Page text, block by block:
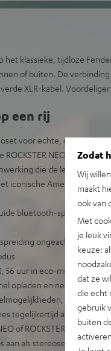
het klassieke, tijdloze
of buiten. De verbinding
XLR-kabel. Voordeliger
een rij
voor echte,
ROCKSTER NEO met
die de
iconische Amerikaanse
bluetooth-speaker voor
ongeacht de plek.
56 uur in eco-modus,
opladen en netvoeding
bluetooth
tegelijkertijd aansluiten,
of ROCKSTER GO 2
aan als stereoset, Party
Zodat
Wij
maakt
ook van
Met
je leuk
keuze:
dat ze
die echt
gebruik
buiten